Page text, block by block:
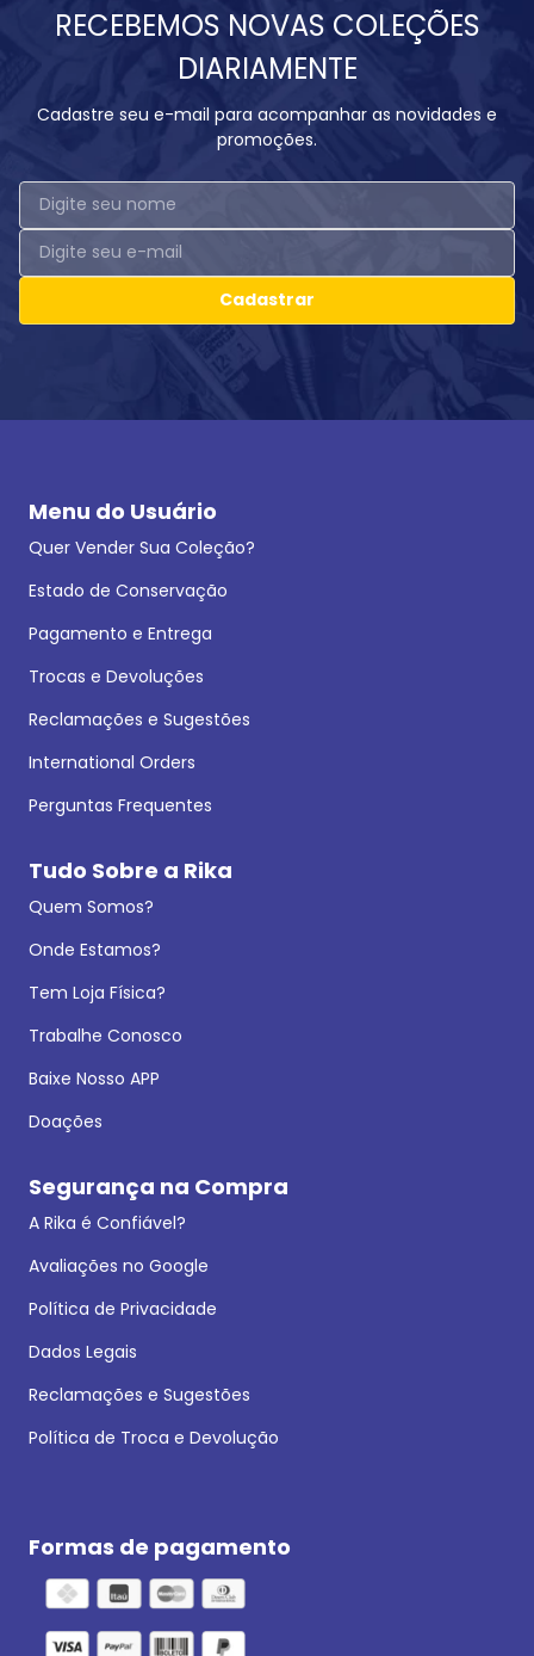
RECEBEMOS NOVAS COLEÇÕES
DIARIAMENTE
Cadastre seu e-mail para acompanhar as novidades e
promoções.
Cadastrar
Menu do Usuário
Quer Vender Sua Coleção?
Estado de Conservação
Pagamento e Entrega
Trocas e Devoluções
Reclamações e Sugestões
International Orders
Perguntas Frequentes
Tudo Sobre a Rika
Quem Somos?
Onde Estamos?
Tem Loja Física?
Trabalhe Conosco
Baixe Nosso APP
Doações
Segurança na Compra
A Rika é Confiável?
Avaliações no Google
Política de Privacidade
Dados Legais
Reclamações e Sugestões
Política de Troca e Devolução
Formas de pagamento